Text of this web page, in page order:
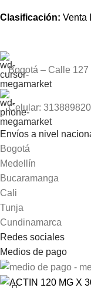
Clasificación: Venta
Bogotá – Calle
Celular:
Envíos a nivel
Bogotá
Medellín
Bucaramanga
Cali
Tunja
Cundinamarca
Redes sociales
Medios de pago